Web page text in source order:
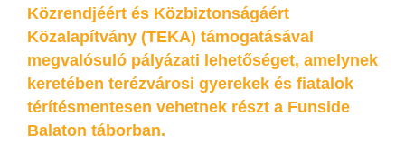
Közrendjéért és Közbiztonságáért
Közalapítvány (TEKA) támogatásával
megvalósuló pályázati lehetőséget, amelynek
keretében terézvárosi gyerekek és fiatalok
térítésmentesen vehetnek részt a Funside
Balaton táborban.